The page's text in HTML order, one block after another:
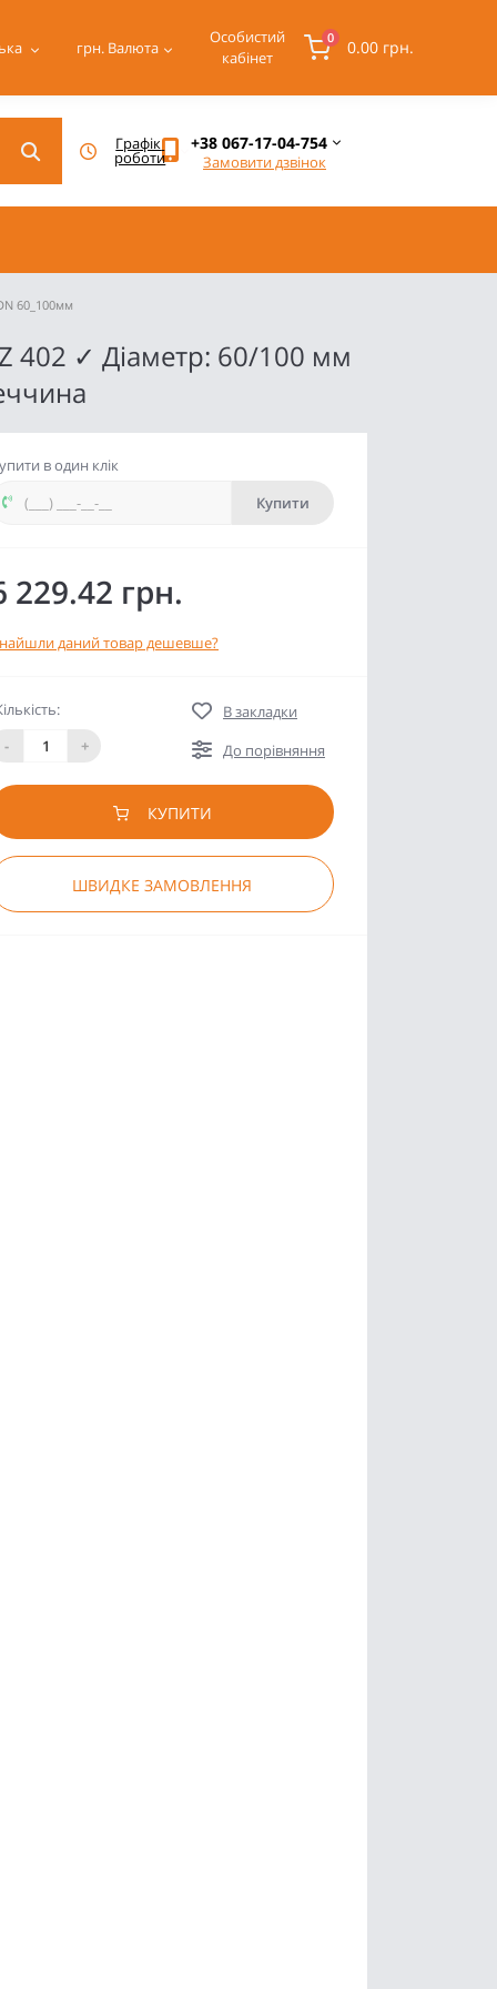
грн. Валюта
Особистий
кабінет
0 0.00 грн.
Графік
роботи
+38 067-17-04-754
Замовити дзвінок
60_100мм
402 ✓ Діаметр: 60/100 мм
в один клік
Купити
229.42 грн.
даний товар дешевше?
-
+
В закладки
До порівняння
КУПИТИ
ШВИДКЕ ЗАМОВЛЕННЯ